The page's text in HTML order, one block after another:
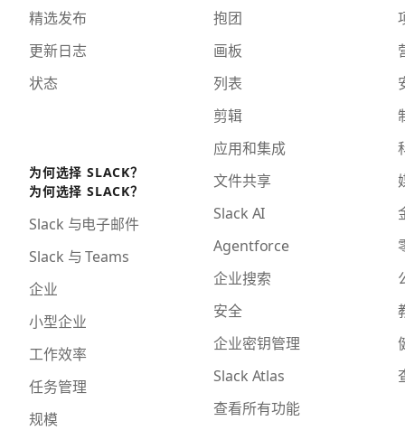
精选发布
更新日志
状态
为何选择 SLACK？
为何选择 SLACK？
Slack 与电子邮件
Slack 与 Teams
企业
小型企业
工作效率
任务管理
规模
抱团
画板
列表
剪辑
应用和集成
文件共享
Slack AI
Agentforce
企业搜索
安全
企业密钥管理
Slack Atlas
查看所有功能